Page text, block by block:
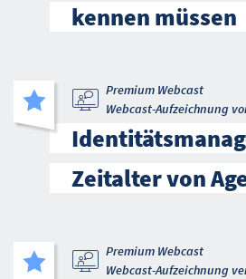
kennen müssen
Premium Webcast
Webcast-Aufzeichnung
Zeitalter von
Premium Webcast
Webcast-Aufzeichnung